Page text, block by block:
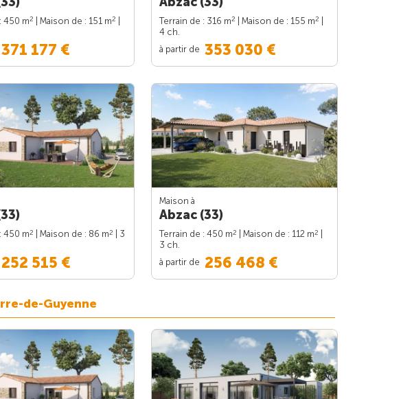
450 m2 | Maison de : 151 m2
371 177 €
Terrain de : 316 m2 | Maison de : 155 m2
4 ch.
à partir de 353 030 €
450 m2 | Maison de : 86 m2
| 3
252 515 €
Maison à
Abzac (33)
Terrain de : 450 m2 | Maison de : 112 m2
3 ch.
à partir de 256 468 €
de-Guyenne